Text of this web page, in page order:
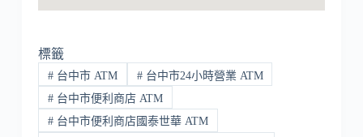
標籤
#台中市 ATM #台中市24小時營業 ATM
#台中市便利商店 ATM
#台中市便利商店國泰世華 ATM